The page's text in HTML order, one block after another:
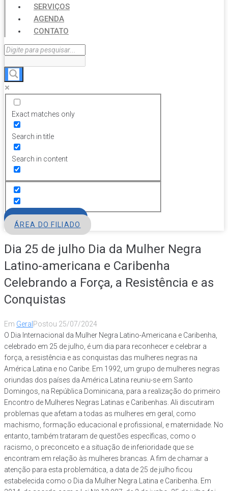
SERVIÇOS
AGENDA
CONTATO
Exact matches only
Search in title
Search in content
ÁREA DO FILIADO
Dia 25 de julho Dia da Mulher Negra
Latino-americana e Caribenha
Celebrando a Força, a Resistência e as
Conquistas
Em Geral Postou 25/07/2024
O Dia Internacional da Mulher Negra Latino-Americana e Caribenha,
celebrado em 25 de julho, é um dia para reconhecer e celebrar a
força, a resistência e as conquistas das mulheres negras na
América Latina e no Caribe. Em 1992, um grupo de mulheres negras
oriundas dos países da América Latina reuniu-se em Santo
Domingos, na República Dominicana, para a realização do primeiro
Encontro de Mulheres Negras Latinas e Caribenhas. Ali discutiram
problemas que afetam a todas as mulheres em geral, como
machismo, formação educacional e profissional, e maternidade. No
entanto, também trataram de questões específicas, como o
racismo, o preconceito e a situação de inferioridade que se
encontram em relação às mulheres brancas. A fim de chamar a
atenção para esta problemática, a data de 25 de julho ficou
estabelecida como o Dia da Mulher Negra Latina e Caribenha. Em